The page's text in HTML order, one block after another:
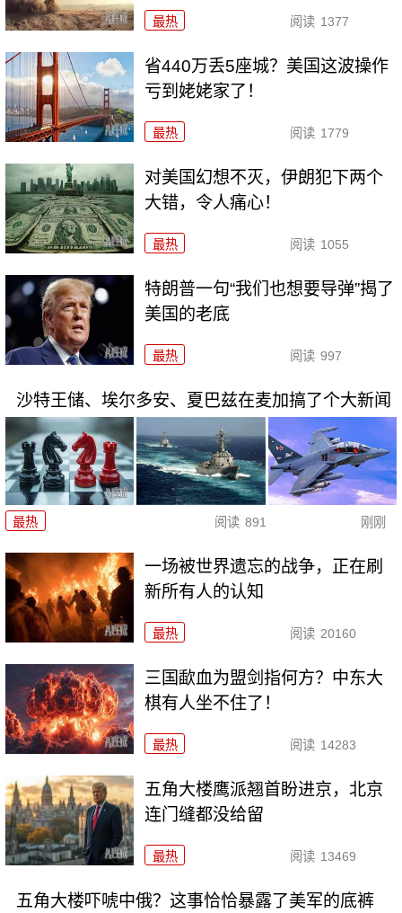
最热 阅读 1377
省440万丢5座城？美国这波操作
亏到姥姥家了！
最热 阅读 1779
对美国幻想不灭，伊朗犯下两个
大错，令人痛心！
最热 阅读 1055
特朗普一句“我们也想要导弹”揭了
美国的老底
最热 阅读 997
沙特王储、埃尔多安、夏巴兹在麦加搞了个大新闻
最热 阅读 891 刚刚
一场被世界遗忘的战争，正在刷
新所有人的认知
最热 阅读 20160
三国歃血为盟剑指何方？中东大
棋有人坐不住了！
最热 阅读 14283
五角大楼鹰派翘首盼进京，北京
连门缝都没给留
最热 阅读 13469
五角大楼吓唬中俄？这事恰恰暴露了美军的底裤